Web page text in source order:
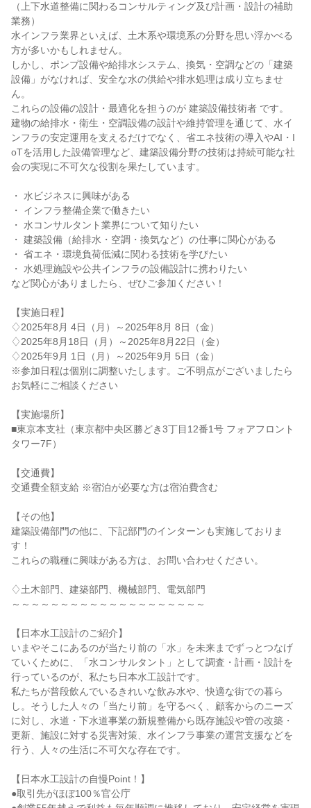
（上下水道整備に関わるコンサルティング及び計画・設計の補助
業務）
水インフラ業界といえば、土木系や環境系の分野を思い浮かべる
方が多いかもしれません。
しかし、ポンプ設備や給排水システム、換気・空調などの「建築
設備」がなければ、安全な水の供給や排水処理は成り立ちませ
ん。
これらの設備の設計・最適化を担うのが 建築設備技術者 です。
建物の給排水・衛生・空調設備の設計や維持管理を通じて、水イ
ンフラの安定運用を支えるだけでなく、省エネ技術の導入やAI・I
oTを活用した設備管理など、建築設備分野の技術は持続可能な社
会の実現に不可欠な役割を果たしています。
・ 水ビジネスに興味がある
・ インフラ整備企業で働きたい
・ 水コンサルタント業界について知りたい
・ 建築設備（給排水・空調・換気など）の仕事に関心がある
・ 省エネ・環境負荷低減に関わる技術を学びたい
・ 水処理施設や公共インフラの設備設計に携わりたい
など関心がありましたら、ぜひご参加ください！
【実施日程】
♢2025年8月 4日（月）～2025年8月 8日（金）
♢2025年8月18日（月）～2025年8月22日（金）
♢2025年9月 1日（月）～2025年9月 5日（金）
※参加日程は個別に調整いたします。ご不明点がございましたら
お気軽にご相談ください
【実施場所】
■東京本支社（東京都中央区勝どき3丁目12番1号 フォアフロント
タワー7F）
【交通費】
交通費全額支給 ※宿泊が必要な方は宿泊費含む
【その他】
建築設備部門の他に、下記部門のインターンも実施しておりま
す！
これらの職種に興味がある方は、お問い合わせください。
♢土木部門、建築部門、機械部門、電気部門
～～～～～～～～～～～～～～～～～～～～
【日本水工設計のご紹介】
いまやそこにあるのが当たり前の「水」を未来までずっとつなげ
ていくために、「水コンサルタント」として調査・計画・設計を
行っているのが、私たち日本水工設計です。
私たちが普段飲んでいるきれいな飲み水や、快適な街での暮ら
し。そうした人々の「当たり前」を守るべく、顧客からのニーズ
に対し、水道・下水道事業の新規整備から既存施設や管の改築・
更新、施設に対する災害対策、水インフラ事業の運営支援などを
行う、人々の生活に不可欠な存在です。
【日本水工設計の自慢Point！】
●取引先がほぼ100％官公庁